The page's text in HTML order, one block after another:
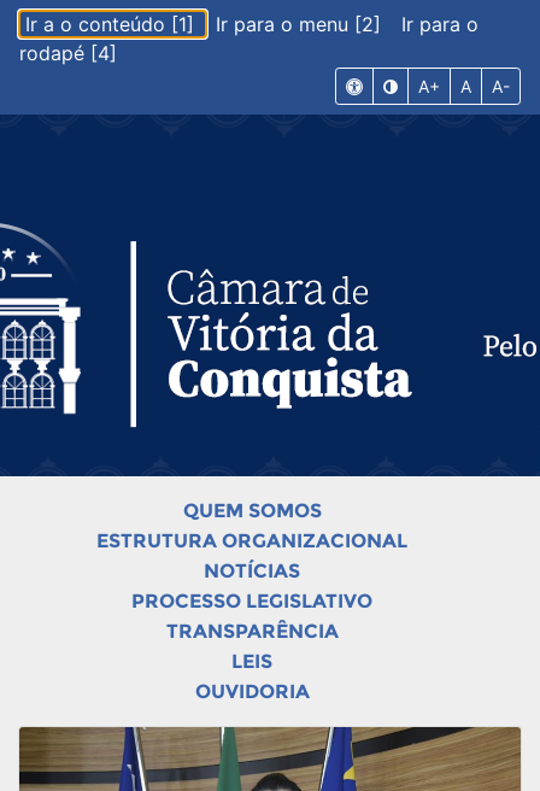
Ir a o conteúdo [1] Ir para o menu [2]
Ir para o
rodapé [4]
A+ A A-
QUEM SOMOS
ESTRUTURA ORGANIZACIONAL
NOTÍCIAS
PROCESSO LEGISLATIVO
TRANSPARÊNCIA
LEIS
OUVIDORIA